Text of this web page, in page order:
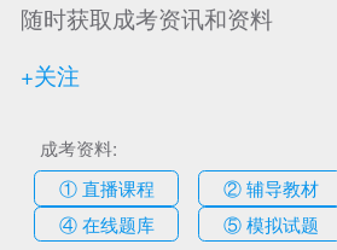
随时获取成考资讯和资料
+关注
成考资料:
① 直播课程
② 辅导教材
④ 在线题库
⑤ 模拟试题